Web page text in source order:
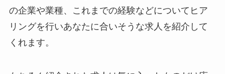
の企業や業種、これまでの経験などについてヒア
リングを行いあなたに合いそうな求人を紹介して
くれます。